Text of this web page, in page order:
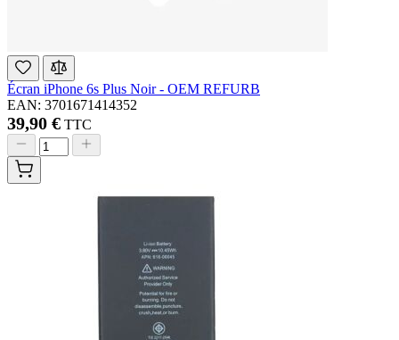
Écran iPhone 6s Plus Noir - OEM REFURB
EAN: 3701671414352
39,90 € TTC